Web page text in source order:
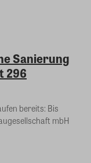
Sanierung
296
bereits: Bis
mbH